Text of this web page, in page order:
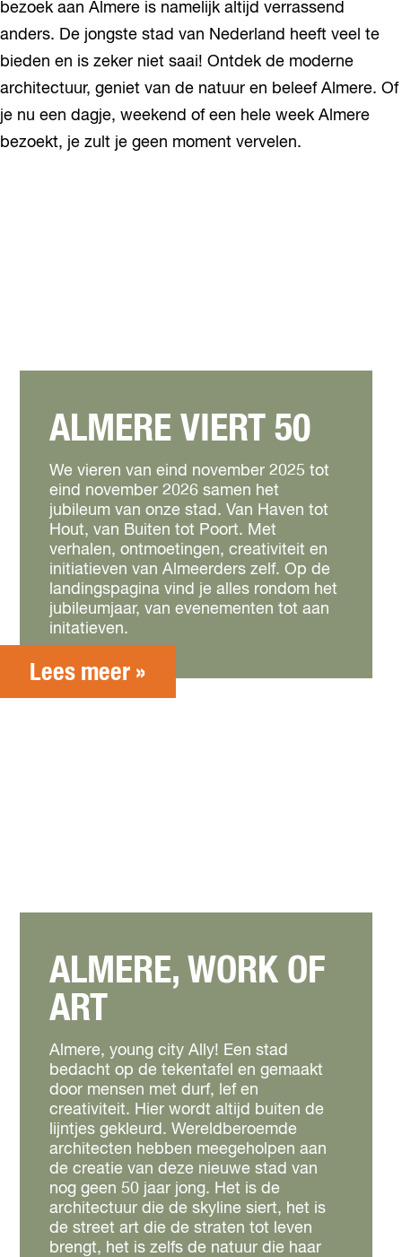
t
a
g
n
d
a
n
A
m
e
r
bezoek aan Almere is namelijk altijd verrassend
anders. De jongste stad van Nederland heeft veel te
bieden en is zeker niet saai! Ontdek de moderne
architectuur, geniet van de natuur en beleef Almere. Of
je nu een dagje, weekend of een hele week Almere
bezoekt, je zult je geen moment vervelen.
ALMERE VIERT 50
We vieren van eind november 2025 tot
eind november 2026 samen het
jubileum van onze stad. Van Haven tot
Hout, van Buiten tot Poort. Met
verhalen, ontmoetingen, creativiteit en
initiatieven van Almeerders zelf. Op de
landingspagina vind je alles rondom het
jubileumjaar, van evenementen tot aan
initatieven.
Lees meer »
ALMERE, WORK OF
ART
Almere, young city Ally! Een stad
bedacht op de tekentafel en gemaakt
door mensen met durf, lef en
creativiteit. Hier wordt altijd buiten de
lijntjes gekleurd. Wereldberoemde
architecten hebben meegeholpen aan
de creatie van deze nieuwe stad van
nog geen 50 jaar jong. Het is de
architectuur die de skyline siert, het is
de street art die de straten tot leven
brengt, het is zelfs de natuur die haar